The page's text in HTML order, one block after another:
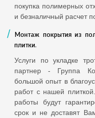
покупка полимерных
и безналичный расчет
Монтаж покрытия из
плитки.
Услуги по укладке
партнер - Группа
большой опыт в
работ с нашей
работы будут
срок и не доставят